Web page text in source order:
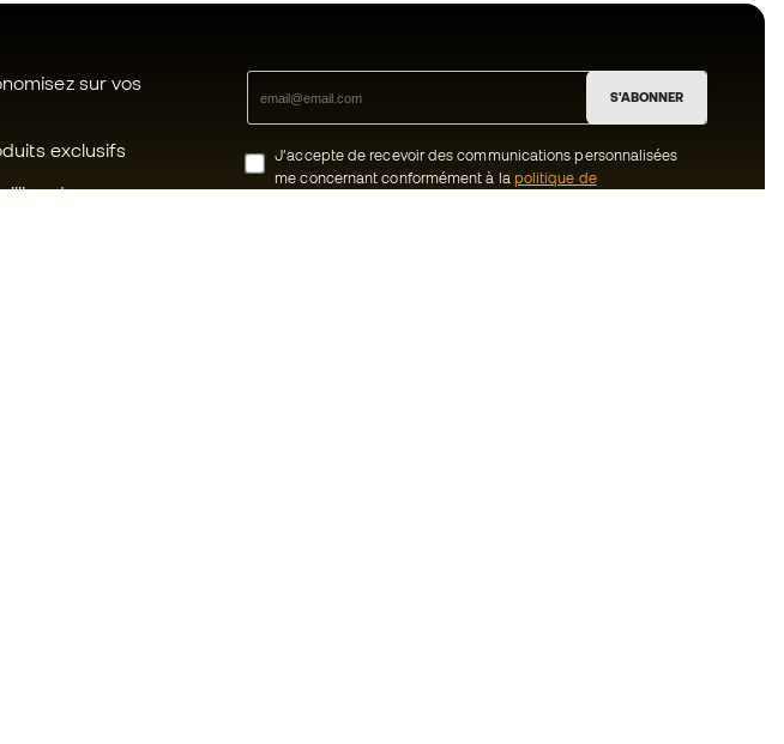
sur vos
exclusifs
de
S'ABONNER
J’accepte de recevoir des communications personnalisées
me concernant conformément à la politique de